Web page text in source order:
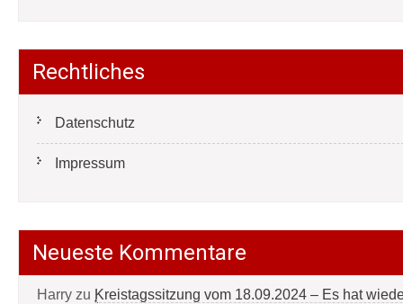
Rechtliches
Datenschutz
Impressum
Neueste Kommentare
Harry zu Kreistagssitzung vom 18.09.2024 – Es hat